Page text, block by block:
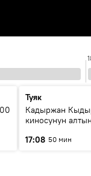
Туяк
Кадыржан
киносунун
17:08 50 мин